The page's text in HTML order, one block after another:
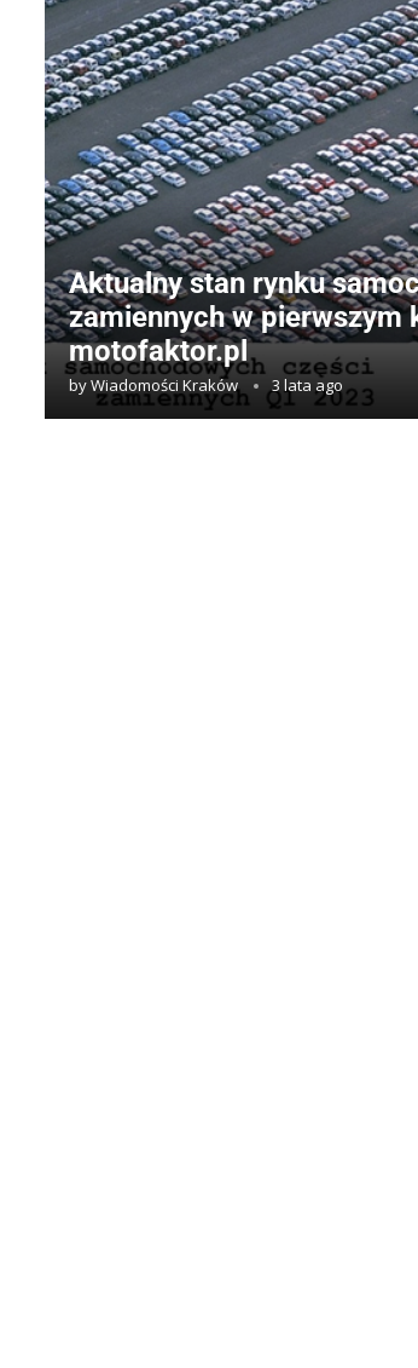
Aktualny stan rynku
zamiennych w pierwszym
motofaktor.pl
byWiadomości Kraków 3 lata ago